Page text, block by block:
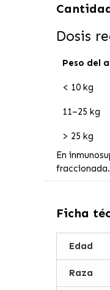
Dosis
Peso del
< 10 kg
11–25 kg
> 25 kg
En
Ficha
Edad
Raza